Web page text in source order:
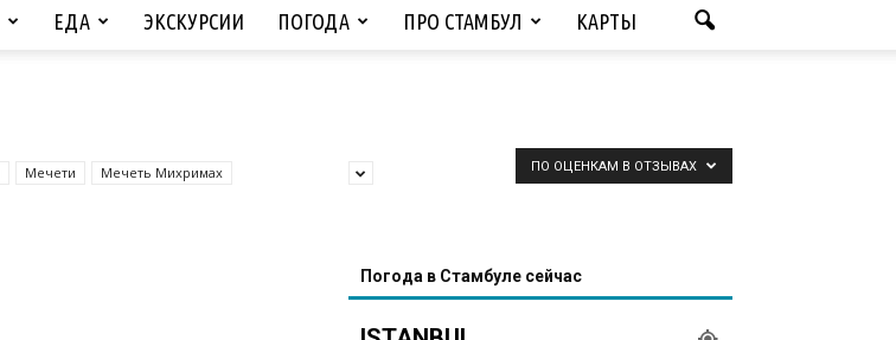
ЕДА ЭКСКУРСИИ ПОГОДА ПРО СТАМБУЛ КАРТЫ
Мечети
Мечеть Михримах
ПО ОЦЕНКАМ В ОТЗЫВАХ
Погода в Стамбуле сейчас